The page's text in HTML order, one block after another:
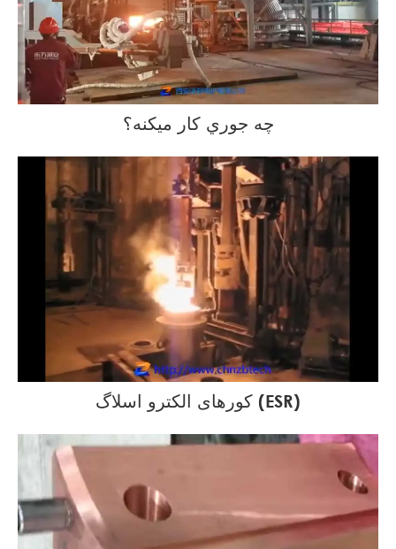
چه جوري کار ميکنه؟
کورهای الکترو اسلاگ (ESR)